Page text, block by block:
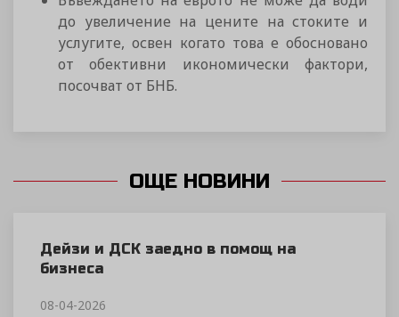
до увеличение на цените на стоките и
услугите, освен когато това е обосновано
от обективни икономически фактори,
посочват от БНБ.
ОЩЕ НОВИНИ
Дейзи и ДСК заедно в помощ на
бизнеса
08-04-2026